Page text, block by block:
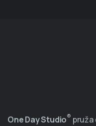
One Day Studio® pruža